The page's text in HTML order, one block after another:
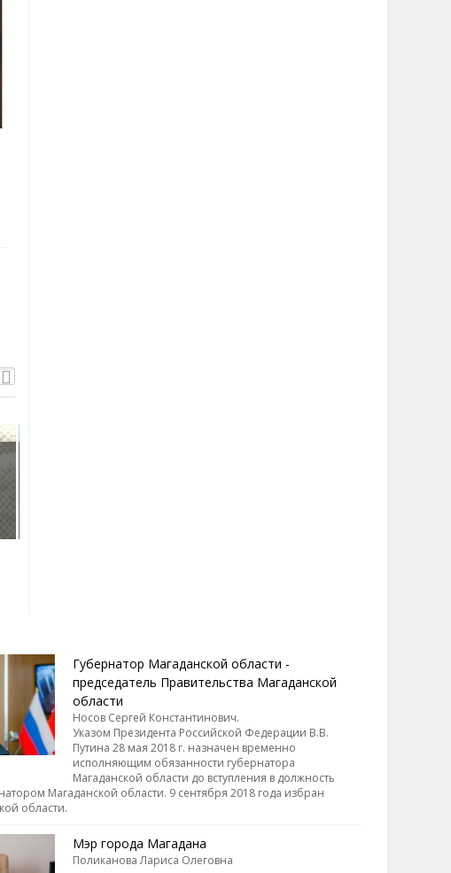
Губернатор Магаданской области -
председатель Правительства Магаданской
области
Носов Сергей Константинович.
Указом Президента Российской Федерации В.В.
Путина 28 мая 2018 г. назначен временно
исполняющим обязанности губернатора
Магаданской области до вступления в должность
Магаданской области. 9 сентября 2018 года избран
области.
Мэр города Магадана
Поликанова Лариса Олеговна